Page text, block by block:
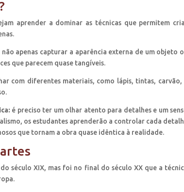
aprender a dominar as técnicas que permitem
apenas capturar a aparência externa de um objeto
que parecem quase tangíveis.
com diferentes materiais, como lápis, tintas, carvão,
é preciso ter um olhar atento para detalhes e um
os estudantes aprenderão a controlar cada
que tornam a obra quase idêntica à realidade.
século XIX, mas foi no final do século XX que a